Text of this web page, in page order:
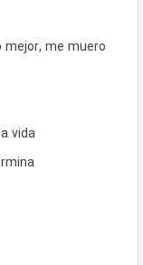
me muero
vida